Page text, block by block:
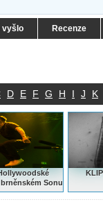
vyšlo Recenze
D E F G H I J K
Sonu